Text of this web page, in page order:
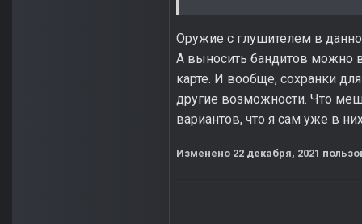
Оружие с глушителем в
А выносить бандитов можно
карте. И вообще, сохранки
другие возможности. Что
вариантов, что я сам уже в
Изменено 22 декабря, 2021